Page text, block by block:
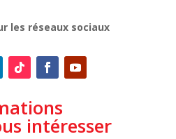
les réseaux sociaux
intéresser